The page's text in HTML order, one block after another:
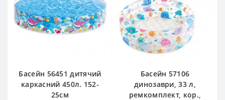
Басейн 56451 дитячий
каркасний 450л. 152-
25см
Басейн 57106
динозаври, 33 л,
ремкомплект, кор.,